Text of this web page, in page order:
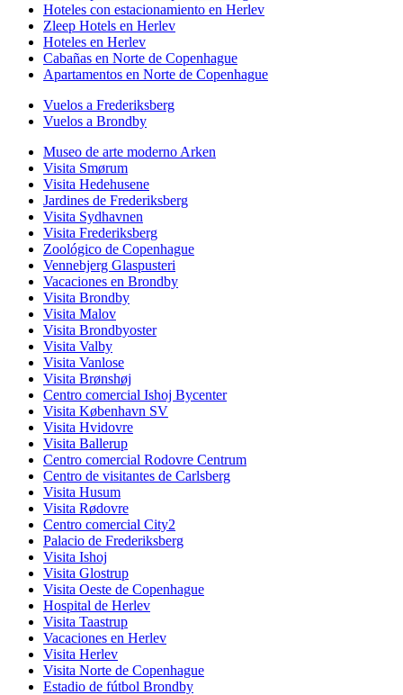
Hoteles con estacionamiento en Herlev
Zleep Hotels en Herlev
Hoteles en Herlev
Cabañas en Norte de Copenhague
Apartamentos en Norte de Copenhague
Vuelos a Frederiksberg
Vuelos a Brondby
Museo de arte moderno Arken
Visita Smørum
Visita Hedehusene
Jardines de Frederiksberg
Visita Sydhavnen
Visita Frederiksberg
Zoológico de Copenhague
Vennebjerg Glaspusteri
Vacaciones en Brondby
Visita Brondby
Visita Malov
Visita Brondbyoster
Visita Valby
Visita Vanlose
Visita Brønshøj
Centro comercial Ishoj Bycenter
Visita København SV
Visita Hvidovre
Visita Ballerup
Centro comercial Rodovre Centrum
Centro de visitantes de Carlsberg
Visita Husum
Visita Rødovre
Centro comercial City2
Palacio de Frederiksberg
Visita Ishoj
Visita Glostrup
Visita Oeste de Copenhague
Hospital de Herlev
Visita Taastrup
Vacaciones en Herlev
Visita Herlev
Visita Norte de Copenhague
Estadio de fútbol Brondby